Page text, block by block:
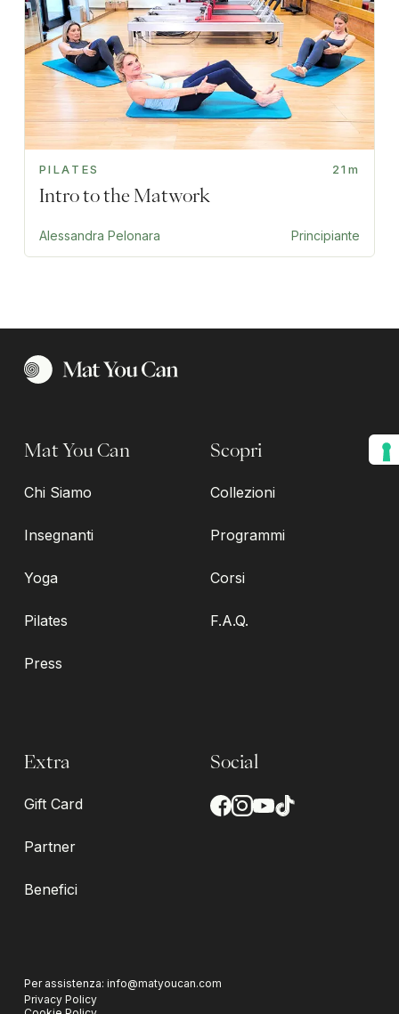
PILATES 21m
Intro to the Matwork
Alessandra Pelonara Principiante
Mat You Can
Chi Siamo
Insegnanti
Yoga
Pilates
Press
Scopri
Collezioni
Programmi
Corsi
F.A.Q.
Extra
Gift Card
Partner
Benefici
Social
Per assistenza: info@matyoucan.com
Privacy Policy